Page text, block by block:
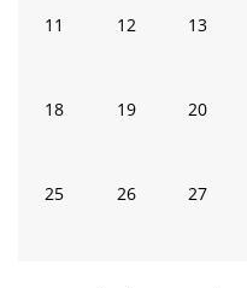
011
012
013
018
019
0
20
0
25
0
26
0
27